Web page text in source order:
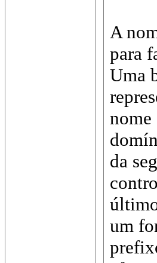
A
para
Uma
da
um